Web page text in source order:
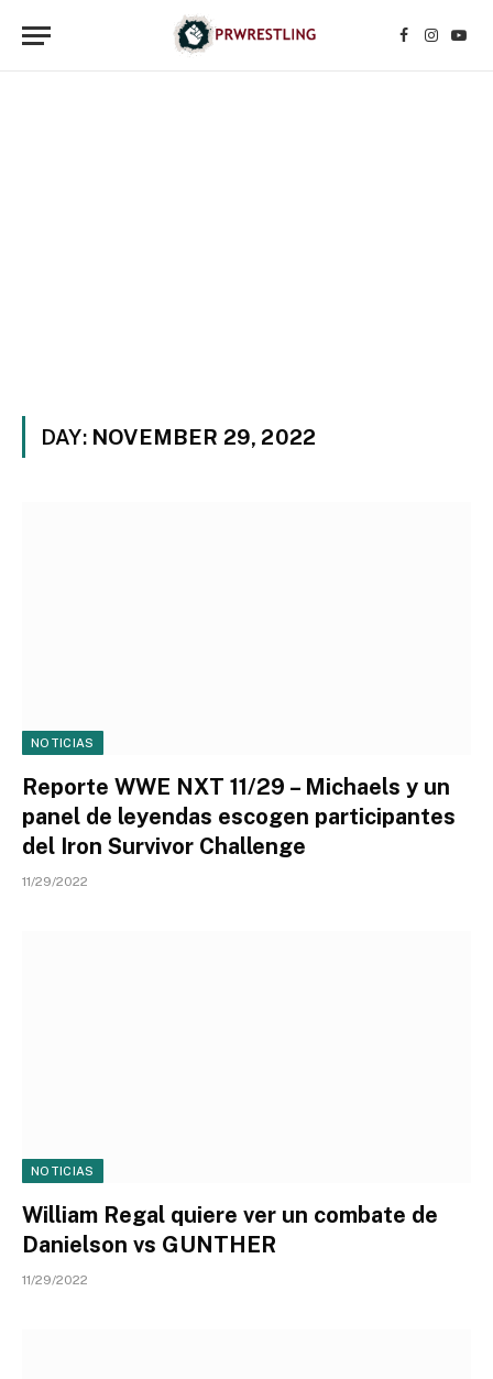
Facebook
DAY: NOVEMBER 29, 2022
NOTICIAS
Reporte WWE NXT 11/29 – Michaels y un
panel de leyendas escogen participantes
del Iron Survivor Challenge
11/29/2022
NOTICIAS
William Regal quiere ver un combate de
Danielson vs GUNTHER
11/29/2022